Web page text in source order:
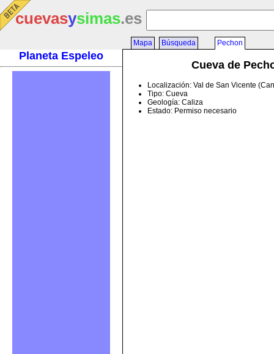
cuevasysimas.es
Planeta Espeleo
Mapa Búsqueda Pechon
Cueva de
Localización: Val de San Vicente
Tipo: Cueva
Geología: Caliza
Estado: Permiso necesario